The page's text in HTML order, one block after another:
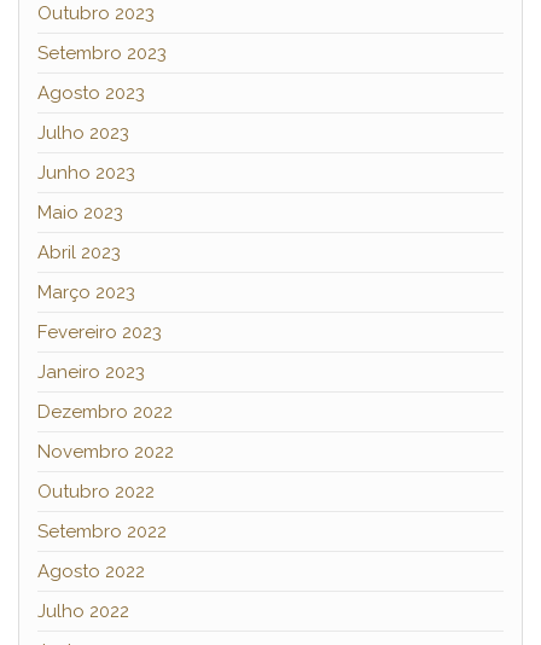
Outubro 2023
Setembro 2023
Agosto 2023
Julho 2023
Junho 2023
Maio 2023
Abril 2023
Março 2023
Fevereiro 2023
Janeiro 2023
Dezembro 2022
Novembro 2022
Outubro 2022
Setembro 2022
Agosto 2022
Julho 2022